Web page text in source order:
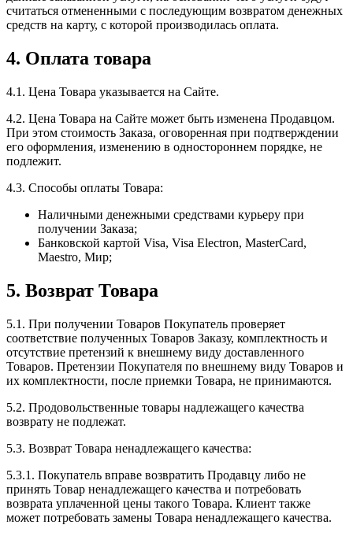
считаться отмененными с последующим возвратом денежных
средств на карту, с которой производилась оплата.
4. Оплата товара
4.1. Цена Товара указывается на Сайте.
4.2. Цена Товара на Сайте может быть изменена Продавцом.
При этом стоимость Заказа, оговоренная при подтверждении
его оформления, изменению в одностороннем порядке, не
подлежит.
4.3. Способы оплаты Товара:
Наличными денежными средствами курьеру при
получении Заказа;
Банковской картой Visa, Visa Electron, MasterCard,
Maestro, Мир;
5. Возврат Товара
5.1. При получении Товаров Покупатель проверяет
соответствие полученных Товаров Заказу, комплектность и
отсутствие претензий к внешнему виду доставленного
Товаров. Претензии Покупателя по внешнему виду Товаров и
их комплектности, после приемки Товара, не принимаются.
5.2. Продовольственные товары надлежащего качества
возврату не подлежат.
5.3. Возврат Товара ненадлежащего качества:
5.3.1. Покупатель вправе возвратить Продавцу либо не
принять Товар ненадлежащего качества и потребовать
возврата уплаченной цены такого Товара. Клиент также
может потребовать замены Товара ненадлежащего качества.